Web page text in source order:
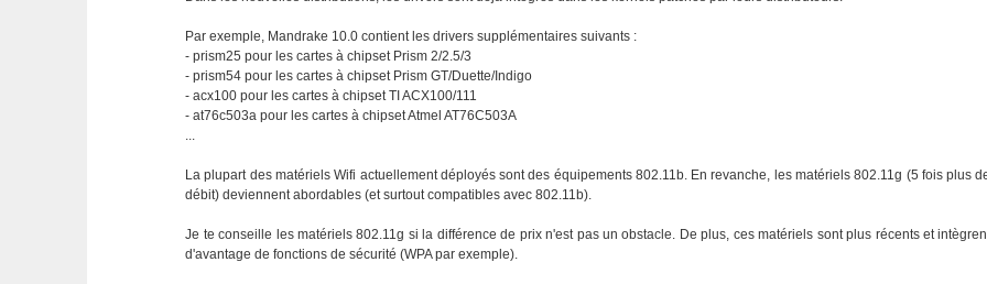
Par exemple, Mandrake 10.0 contient les drivers supplémentaires suivants :
- prism25 pour les cartes à chipset Prism 2/2.5/3
- prism54 pour les cartes à chipset Prism GT/Duette/Indigo
- acx100 pour les cartes à chipset TI ACX100/111
- at76c503a pour les cartes à chipset Atmel AT76C503A
...
La plupart des matériels Wifi actuellement déployés sont des équipements 802.11b. En revanche, les matériels 802.11g (5 fois plus
débit) deviennent abordables (et surtout compatibles avec 802.11b).
Je te conseille les matériels 802.11g si la différence de prix n'est pas un obstacle. De plus, ces matériels sont plus récents et
d'avantage de fonctions de sécurité (WPA par exemple).